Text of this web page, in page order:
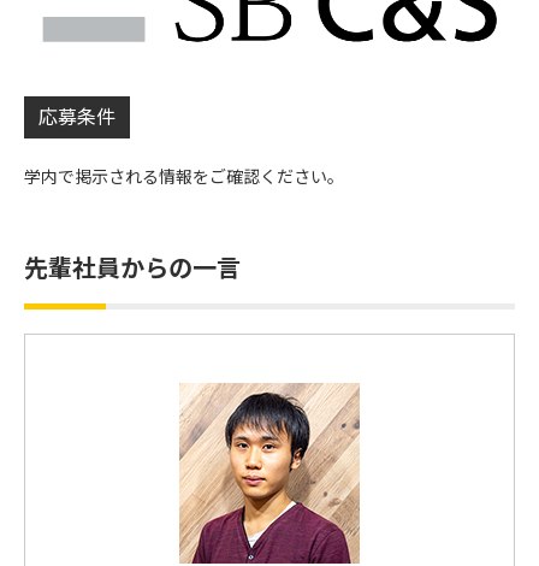
応募条件
学内で掲示される情報をご確認ください。
先輩社員からの一言